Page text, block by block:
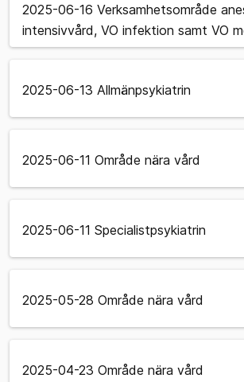
2025-06-16 Verksamhetsområde
intensivvård, VO infektion samt VO
2025-06-13 Allmänpsykiatrin
2025-06-11 Område nära vård
2025-06-11 Specialistpsykiatrin
2025-05-28 Område nära vård
2025-04-23 Område nära vård